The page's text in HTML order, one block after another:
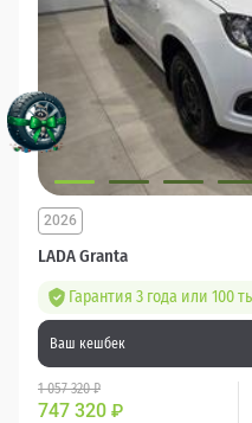
LADA Granta
2026
Гарантия 3 года или 100
Ваш кешбек
1 057 320 ₽
747 320 ₽